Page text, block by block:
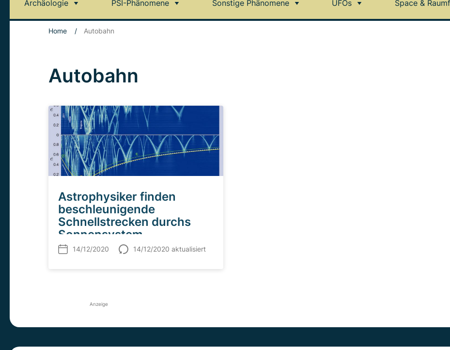
Archäologie PSI-Phänomene Sonstige Phänomene UFOs Space &
Home / Autobahn
Autobahn
Astrophysiker finden
beschleunigende
Schnellstrecken durchs
Sonnensystem
14/12/2020 14/12/2020 aktualisiert
Anzeige